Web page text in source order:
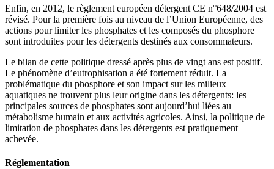
Enfin, en 2012, le règlement européen détergent CE n°648/2004 est
révisé. Pour la première fois au niveau de l’Union Européenne, des
actions pour limiter les phosphates et les composés du phosphore
sont introduites pour les détergents destinés aux consommateurs.
Le bilan de cette politique dressé après plus de vingt ans est positif.
Le phénomène d’eutrophisation a été fortement réduit. La
problématique du phosphore et son impact sur les milieux
aquatiques ne trouvent plus leur origine dans les détergents: les
principales sources de phosphates sont aujourd’hui liées au
métabolisme humain et aux activités agricoles. Ainsi, la politique de
limitation de phosphates dans les détergents est pratiquement
achevée.
Réglementation